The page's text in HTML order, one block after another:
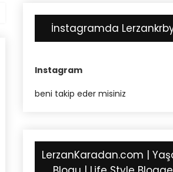
İnstagramda
Instagram
beni takip eder misiniz
LerzanKaradan.com |